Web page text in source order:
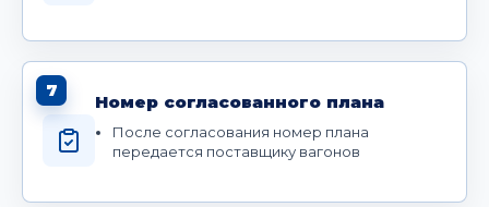
7
Номер согласованного плана
После согласования номер плана
передается поставщику вагонов